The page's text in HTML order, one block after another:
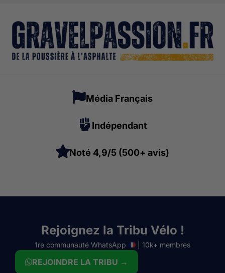
Média Français
Indépendant
Noté 4,9/5 (500+ avis)
Rejoignez la Tribu Vélo !
1re communauté WhatsApp | 10k+ membres
REJOINDRE LA TRIBU →